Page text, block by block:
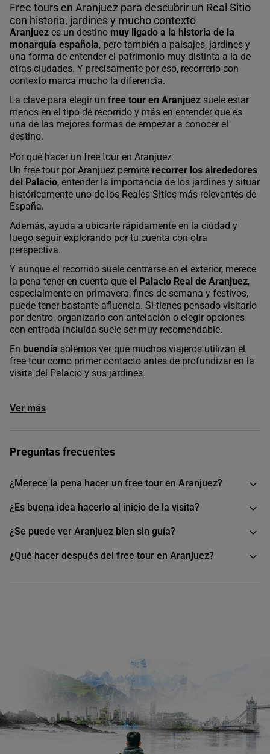
Free tours en Aranjuez para descubrir un Real Sitio
con historia, jardines y mucho contexto
Aranjuez es un destino muy ligado a la historia de la
monarquía española, pero también a paisajes, jardines y
una forma de entender el patrimonio muy distinta a la de
otras ciudades. Y precisamente por eso, recorrerlo con
contexto marca mucho la diferencia.
La clave para elegir un free tour en Aranjuez suele estar
menos en el tipo de recorrido y más en entender que es
una de las mejores formas de empezar a conocer el
destino.
Por qué hacer un free tour en Aranjuez
Un free tour por Aranjuez permite recorrer los alrededores
del Palacio, entender la importancia de los jardines y situar
históricamente uno de los Reales Sitios más relevantes de
España.
Además, ayuda a ubicarte rápidamente en la ciudad y
luego seguir explorando por tu cuenta con otra
perspectiva.
Y aunque el recorrido suele centrarse en el exterior, merece
la pena tener en cuenta que el Palacio Real de Aranjuez,
especialmente en primavera, fines de semana y festivos,
puede tener bastante afluencia. Si tienes pensado visitarlo
por dentro, organizarlo con antelación o elegir opciones
con entrada incluida suele ser muy recomendable.
En buendía solemos ver que muchos viajeros utilizan el
free tour como primer contacto antes de profundizar en la
visita del Palacio y sus jardines.
Ver más
Preguntas frecuentes
¿Merece la pena hacer un free tour en Aranjuez?
¿Es buena idea hacerlo al inicio de la visita?
¿Se puede ver Aranjuez bien sin guía?
¿Qué hacer después del free tour en Aranjuez?